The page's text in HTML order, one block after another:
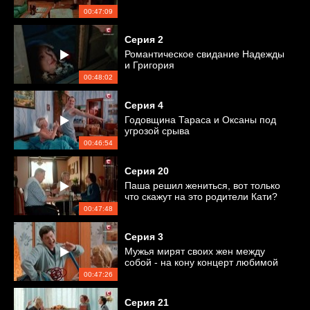
00:47:09
00:48:02
Серия 2
Романтическое свидание Надежды
и Григория
00:46:54
Серия 4
Годовщина Тараса и Оксаны под
угрозой срыва
00:47:48
Серия 20
Паша решил жениться, вот только
что скажут на это родители Кати?
00:47:26
Серия 3
Мужья мирят своих жен между
собой - на кону концерт любимой
Серия 21